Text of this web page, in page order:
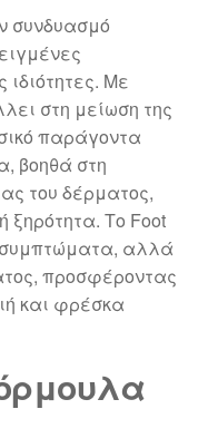
συνδυασμό
ιδιότητες. Με
στη μείωση της
παράγοντα
βοηθά στη
του δέρματος,
ξηρότητα. Το Foot
συμπτώματα, αλλά
προσφέροντας
και φρέσκα